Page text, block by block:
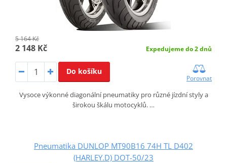
5 164 Kč
2 148 Kč Expedujeme do 2 dnů
Do košíku
Porovnat
Vysoce výkonné diagonální pneumatiky pro různé jízdní styly a
širokou škálu motocyklů. …
Pneumatika DUNLOP MT90B16 74H TL D402
(HARLEY.D) DOT-50/23